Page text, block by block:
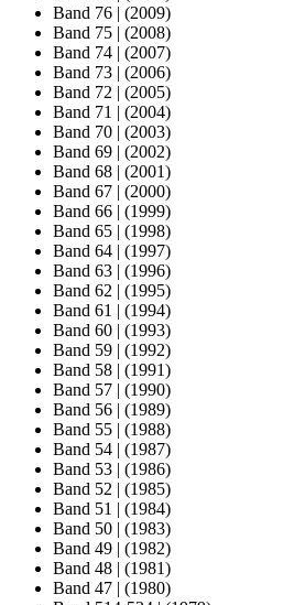
Band 76 | (2009)
Band 75 | (2008)
Band 74 | (2007)
Band 73 | (2006)
Band 72 | (2005)
Band 71 | (2004)
Band 70 | (2003)
Band 69 | (2002)
Band 68 | (2001)
Band 67 | (2000)
Band 66 | (1999)
Band 65 | (1998)
Band 64 | (1997)
Band 63 | (1996)
Band 62 | (1995)
Band 61 | (1994)
Band 60 | (1993)
Band 59 | (1992)
Band 58 | (1991)
Band 57 | (1990)
Band 56 | (1989)
Band 55 | (1988)
Band 54 | (1987)
Band 53 | (1986)
Band 52 | (1985)
Band 51 | (1984)
Band 50 | (1983)
Band 49 | (1982)
Band 48 | (1981)
Band 47 | (1980)